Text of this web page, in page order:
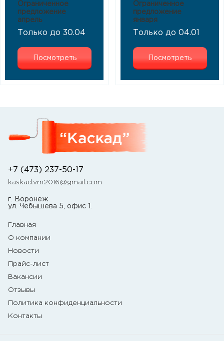
Ограниченное
предложение
апрель
Только до 30.04
Посмотреть
Ограниченное
предложение
января
Только до 04.01
Посмотреть
+7 (473) 237-50-17
kaskad.vrn2016@gmail.com
г. Воронеж
ул. Чебышева 5, офис 1.
Главная
О компании
Новости
Прайс-лист
Вакансии
Отзывы
Политика конфиденциальности
Контакты